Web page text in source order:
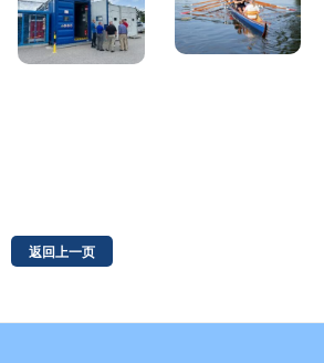
返回上一页